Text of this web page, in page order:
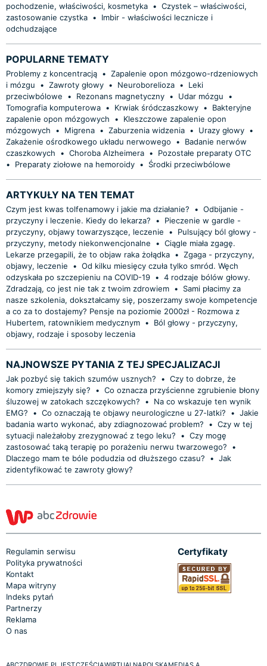
pochodzenie, właściwości, kosmetyka • Czystek – właściwości,
zastosowanie czystka •
Imbir - właściwości lecznicze i
odchudzające
POPULARNE TEMATY
Problemy z koncentracją • Zapalenie opon mózgowo-rdzeniowych
i mózgu
• Zawroty głowy • Neuroborelioza •
Leki
przeciwbólowe
• Rezonans magnetyczny • Udar mózgu
•
Tomografia komputerowa • Krwiak śródczaszkowy •
Bakteryjne
zapalenie opon mózgowych
•
Kleszczowe zapalenie opon
mózgowych
• Migrena • Zaburzenia widzenia • Urazy głowy •
Zakażenie ośrodkowego układu nerwowego
•
Badanie nerwów
czaszkowych
• Choroba Alzheimera •
Pozostałe preparaty OTC
•
Preparaty ziołowe na hemoroidy • Środki przeciwbólowe
ARTYKUŁY NA TEN TEMAT
Czym jest kwas tolfenamowy i jakie ma działanie? • Odbijanie -
przyczyny i leczenie. Kiedy do lekarza?
•
Pieczenie w gardle -
przyczyny, objawy towarzyszące, leczenie
•
Pulsujący ból głowy -
przyczyny, metody niekonwencjonalne
• Ciągle miała zgagę.
Lekarze przegapili, że to objaw raka żołądka • Zgaga - przyczyny,
objawy, leczenie
• Od kilku miesięcy czuła tylko smród. Węch
odzyskała po szczepieniu na COVID-19 • 4 rodzaje bólów głowy.
Zdradzają, co jest nie tak z twoim zdrowiem •
Sami płacimy za
nasze szkolenia, dokształcamy się, poszerzamy swoje kompetencje
a co za to dostajemy? Pensje na poziomie 2000zł - Rozmowa z
Hubertem, ratownikiem medycznym •
Ból głowy - przyczyny,
objawy, rodzaje i sposoby leczenia
NAJNOWSZE PYTANIA Z TEJ SPECJALIZACJI
Jak pozbyć się takich szumów usznych? • Czy to dobrze, że
komory zmiejszyły się?
• Co oznacza przyścienne zgrubienie błony
śluzowej w zatokach szczękowych?
•
Na co wskazuje ten wynik
EMG?
• Co oznaczają te objawy neurologiczne u 27-latki? • Jakie
badania warto wykonać, aby zdiagnozować problem?
• Czy w tej
sytuacji należałoby zrezygnować z tego leku?
• Czy mogę
zastosować taką terapię po porażeniu nerwu twarzowego?
•
Dlaczego mam te bóle podudzia od dłuższego czasu?
• Jak
zidentyfikować te zawroty głowy?
Regulamin serwisu
Polityka prywatności
Kontakt
Mapa witryny
Indeks pytań
Partnerzy
Reklama
O nas
Certyfikaty